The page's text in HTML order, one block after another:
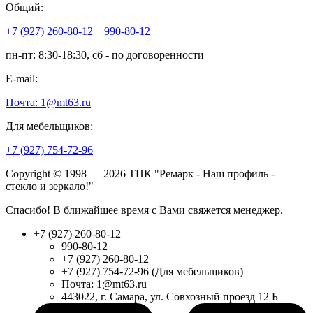
Общий:
+7 (927) 260-80-12
990-80-12
пн-пт: 8:30-18:30, сб - по договоренности
E-mail:
Почта: 1@mt63.ru
Для мебельщиков:
+7 (927) 754-72-96
Copyright © 1998 — 2026 ТПК "Ремарк - Наш профиль -
стекло и зеркало!"
Спасибо! В ближайшее время с Вами свяжется менеджер.
+7 (927) 260-80-12
990-80-12
+7 (927) 260-80-12
+7 (927) 754-72-96 (Для мебельщиков)
Почта: 1@mt63.ru
443022, г. Самара, ул. Совхозный проезд 12 Б